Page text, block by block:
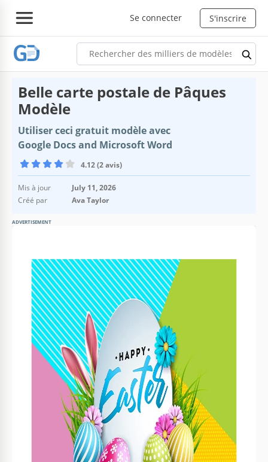
Se connecter S'inscrire
Belle carte postale de Pâques
Modèle
Utiliser ceci gratuit modèle avec
Google Docs and Microsoft Word
4.12 (2 avis)
Mis à jour
July 11, 2026
Créé par
Ava Taylor
ADVERTISEMENT